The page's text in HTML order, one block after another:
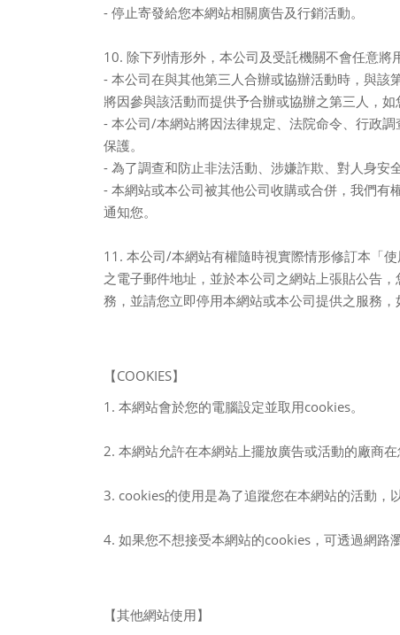
- 停止寄發給您本網站相關廣告及行銷活動。
10. 除下列情形外，本公司及受託機關不會任意將
- 本公司在與其他第三人合辦或協辦活動時，與該
將因參與該活動而提供予合辦或協辦之第三人，
- 本公司/本網站將因法律規定、法院命令、行政
保護。
- 為了調查和防止非法活動、涉嫌詐欺、對人身安
- 本網站或本公司被其他公司收購或合併，我們有
通知您。
11. 本公司/本網站有權隨時視實際情形修訂本「
之電子郵件地址，並於本公司之網站上張貼公告
務，並請您立即停用本網站或本公司提供之服務
【COOKIES】
1. 本網站會於您的電腦設定並取用cookies。
2. 本網站允許在本網站上擺放廣告或活動的廠商
3. cookies的使用是為了追蹤您在本網站的活動，
4. 如果您不想接受本網站的cookies ，可透過網路
【其他網站使用】